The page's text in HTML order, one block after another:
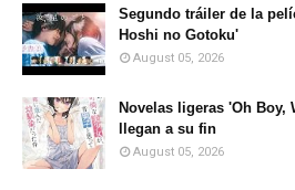
Segundo tráiler de la
Hoshi no Gotoku'
August 05, 2026
Novelas ligeras 'Oh Boy,
llegan a su fin
August 05, 2026